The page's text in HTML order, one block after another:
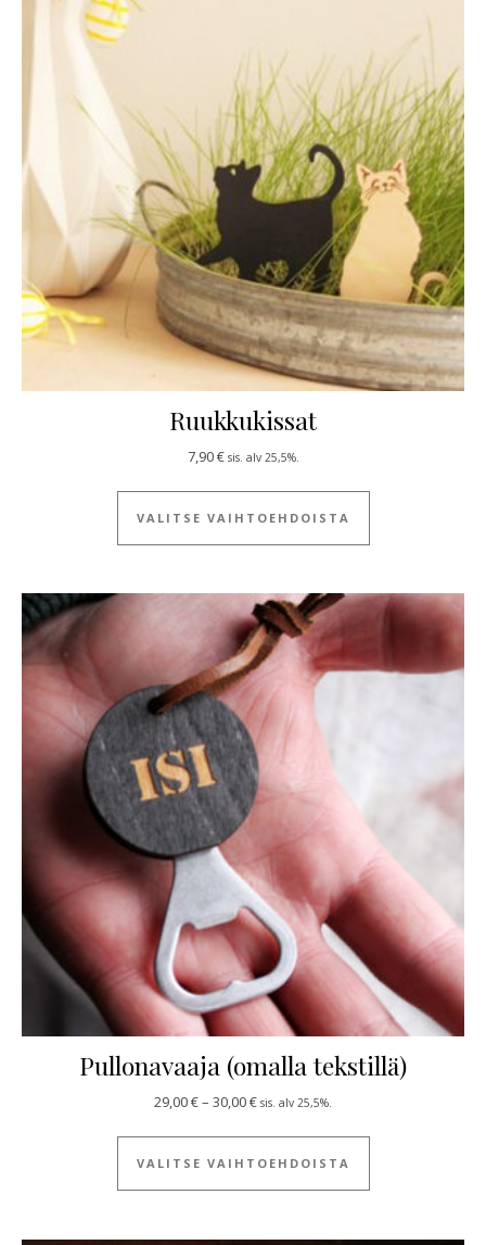
Ruukkukissat
7,90€ sis. alv 25,5%.
VALITSE VAIHTOEHDOISTA
Tällä tuotteella
Pullonavaaja (omalla tekstillä)
29,00€– 30,00€Hintaluokka: 29,00 € - 30,00 €
sis. alv 25,5%.
VALITSE VAIHTOEHDOISTA
Tällä tuotteella